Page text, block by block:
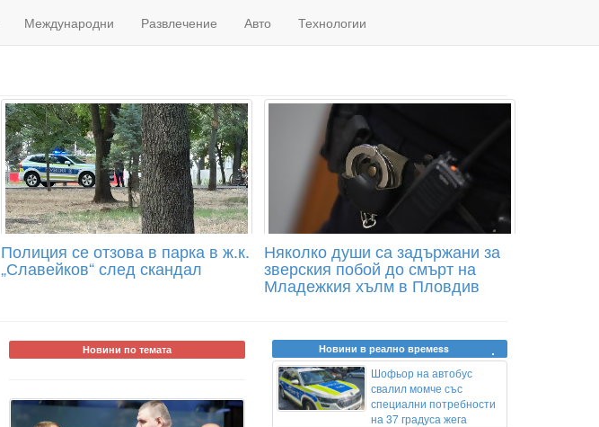
Международни Развлечение Авто Технологии
Полиция се отзова в парка в ж.к.
„Славейков“ след скандал
Няколко души са задържани за
зверския побой до смърт на
Младежкия хълм в Пловдив
Новини по темата Новини в реално времеss
Шофьор на автобус
свалил момче със
специални потребности
на 37 градуса жега